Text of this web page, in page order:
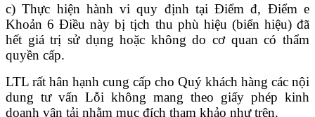
c) Thực hiện hành vi quy định tại Điểm đ, Điểm e
Khoản 6 Điều này bị tịch thu phù hiệu (biển hiệu) đã
hết giá trị sử dụng hoặc không do cơ quan có thẩm
quyền cấp.
LTL rất hân hạnh cung cấp cho Quý khách hàng các nội
dung tư vấn Lỗi không mang theo giấy phép kinh
doanh vận tải nhằm mục đích tham khảo như trên.